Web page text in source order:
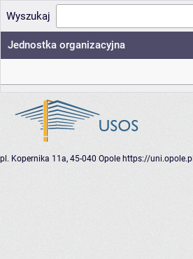
Wyszukaj
Jednostka organizacyjna
pl. Kopernika 11a, 45-040 Opole https://uni.opole.pl